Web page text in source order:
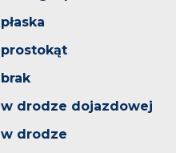
płaska
prostokąt
brak
w drodze dojazdowej
w drodze